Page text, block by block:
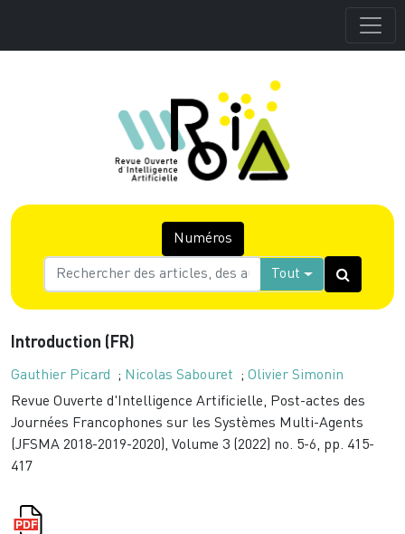
Numéros
Tout
Introduction (FR)
Gauthier Picard ; Nicolas Sabouret ; Olivier Simonin
Revue Ouverte d'Intelligence Artificielle, Post-actes des
Journées Francophones sur les Systèmes Multi-Agents
(JFSMA 2018-2019-2020), Volume 3 (2022) no. 5-6, pp. 415-
417